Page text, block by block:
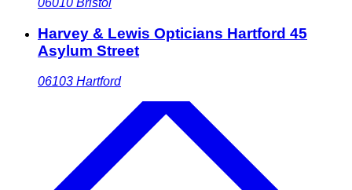
06010 Bristol
Harvey & Lewis Opticians Hartford 45
Asylum Street
06103 Hartford